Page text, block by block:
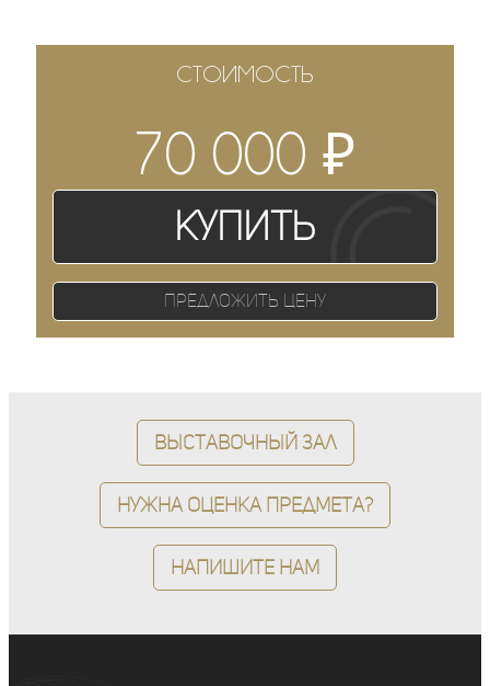
СТОИМОСТЬ
70 000₽
Купить
Предложить цену
Выставочный зал
Нужна оценка предмета?
Напишите нам